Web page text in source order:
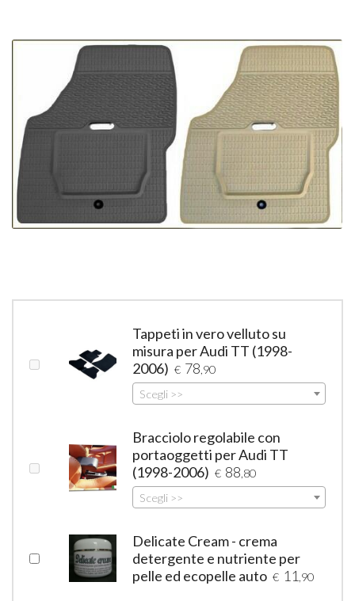
Tappeti in vero velluto su
misura per Audi TT (1998-
2006) € 78 ,90
Scegli >>
Bracciolo regolabile con
portaoggetti per Audi TT
(1998-2006) € 88 ,80
Scegli >>
Delicate Cream - crema
detergente e nutriente per
pelle ed ecopelle auto € 11 ,90